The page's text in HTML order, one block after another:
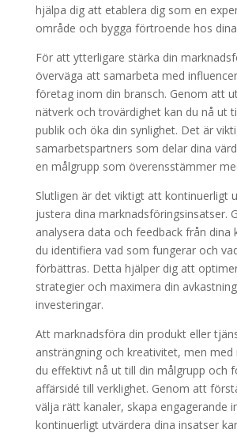
hjälpa dig att etablera dig som en
område och bygga förtroende hos
För att ytterligare stärka din
överväga att samarbeta med
företag inom din bransch. Genom att
nätverk och trovärdighet kan du nå ut
publik och öka din synlighet. Det är
samarbetspartners som delar dina
en målgrupp som överensstämmer
Slutligen är det viktigt att kontinuerligt
justera dina marknadsföringsinsatser.
analysera data och feedback från dina
du identifiera vad som fungerar och
förbättras. Detta hjälper dig att
strategier och maximera din
investeringar.
Att marknadsföra din produkt eller
ansträngning och kreativitet, men
du effektivt nå ut till din målgrupp och
affärsidé till verklighet. Genom att
välja rätt kanaler, skapa engagerande
kontinuerligt utvärdera dina insatser